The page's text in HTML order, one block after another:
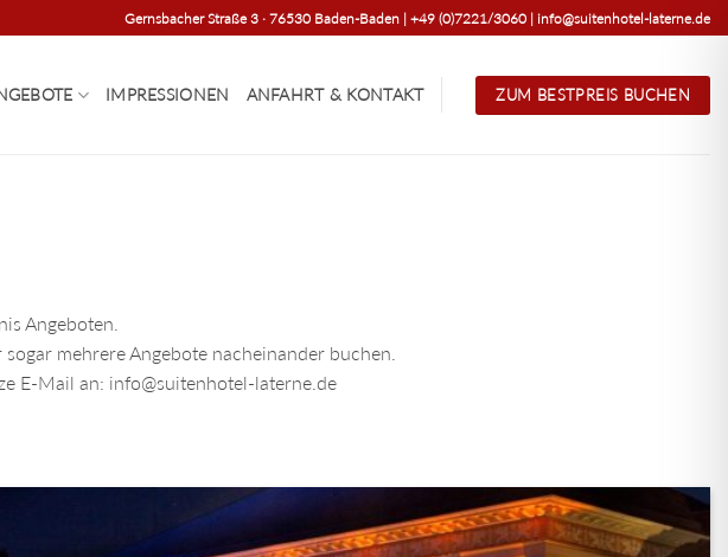
Gernsbacher Straße 3 · 76530 Baden-Baden | +49 (0)7221/3060 | info@suitenhotel-laterne.de
IMPRESSIONEN ANFAHRT & KONTAKT ZUM BESTPREIS BUCHEN
Angeboten.
mehrere Angebote nacheinander buchen.
E-Mail an: info@suitenhotel-laterne.de